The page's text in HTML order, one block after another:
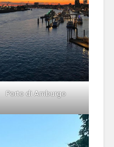
Porto di Amburgo